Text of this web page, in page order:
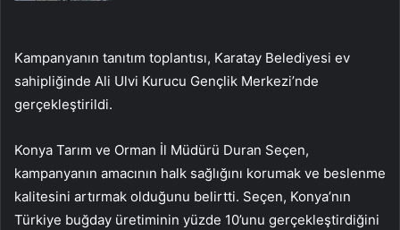
Kampanyanın tanıtım toplantısı, Karatay Belediyesi ev
sahipliğinde Ali Ulvi Kurucu Gençlik Merkezi’nde
gerçekleştirildi.
Konya Tarım ve Orman İl Müdürü Duran Seçen,
kampanyanın amacının halk sağlığını korumak ve beslenme
kalitesini artırmak olduğunu belirtti. Seçen, Konya’nın
Türkiye buğday üretiminin yüzde 10’unu gerçekleştirdiğini